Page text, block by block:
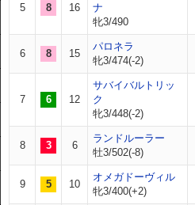
5 8 16
ナ
牝3/490
6 8 15
パロネラ
牝3/474(-2)
7 6 12
サバイバルトリッ
ク
牝3/448(-2)
8 3 6
ランドルーラー
牡3/502(-8)
9 5 10
オメガドーヴィル
牝3/400(+2)